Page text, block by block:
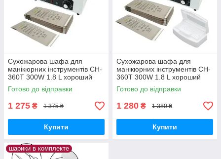
Сухожарова шафа для
манікюрних інструментів CH-
360T 300W 1.8 L хороший
потужний сухожар
дезінфектор стерилізатор
Готово до відправки
1 275 ₴ 1 375 ₴
Купити
Сухожарова шафа для
манікюрних інструментів CH-
360T 300W 1.8 L хороший
потужний сухожар
дезінфектор стерилізатор
Готово до відправки
1 280 ₴ 1 380 ₴
Купити
шарики в комплекте